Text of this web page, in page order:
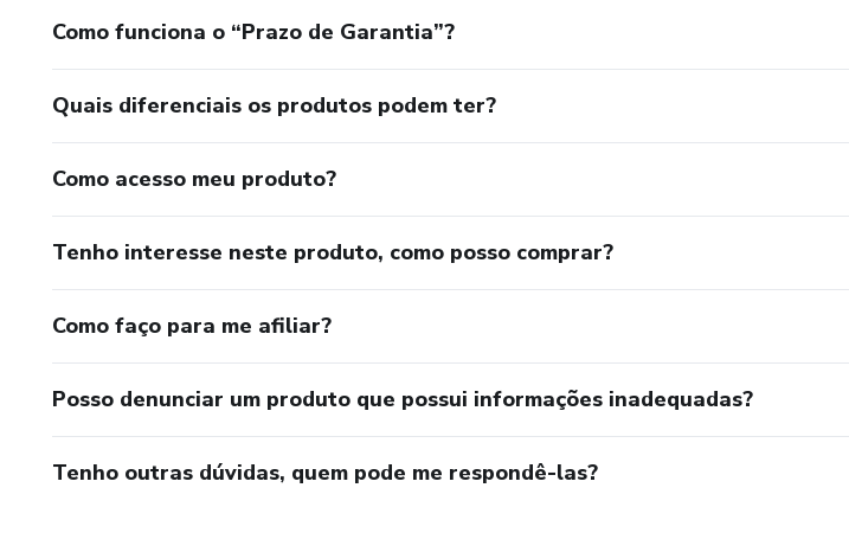
Como funciona o “Prazo de Garantia”?
Quais diferenciais os produtos podem ter?
Como acesso meu produto?
Tenho interesse neste produto, como posso comprar?
Como faço para me afiliar?
Posso denunciar um produto que possui informações inadequadas?
Tenho outras dúvidas, quem pode me respondê-las?